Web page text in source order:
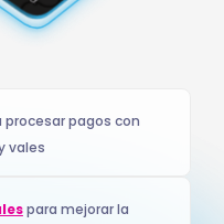
pagos con
vales
para mejorar la